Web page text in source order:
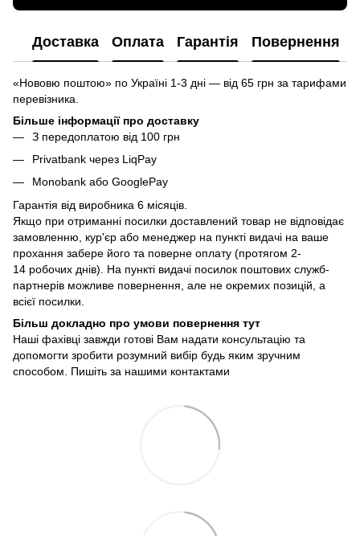
Доставка Оплата Гарантія Повернення
«Нововю поштою» по Україні 1-3 дні — від 65 грн за тарифами
перевізника.
Більше інформації про доставку
З передоплатою від 100 грн
Privatbank через LiqPay
Monobank або GooglePay
Гарантія від виробника 6 місяців.
Якщо при отриманні посилки доставлений товар не відповідає
замовленню, кур'єр або менеджер на пункті видачі на ваше
прохання забере його та поверне оплату (протягом 2-
14 робочих днів). На пункті видачі посилок поштових служб-
партнерів можливе повернення, але не окремих позицій, а
всієї посилки.
Більш докладно про умови повернення тут
Наші фахівці завжди готові Вам надати консультацію та
допомогти зробити розумний вибір будь яким зручним
способом. Пишіть за нашими контактами